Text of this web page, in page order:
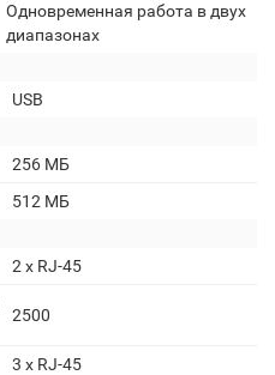
Одновременная работа в двух
диапазонах
USB
256 МБ
512 МБ
2 х RJ-45
2500
3 х RJ-45